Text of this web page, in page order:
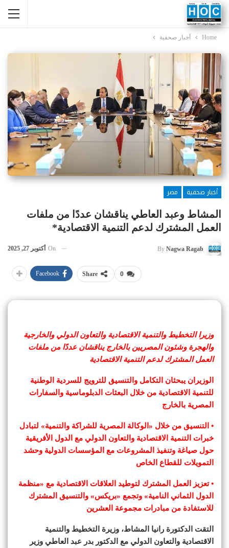
Home أخبار صحفية
أخبار صحفية
مصر
المشاط وعبد العاطي يناقشان عددًا من ملفات
العمل المشترك لدعم التنمية الاقتصادية*
By Nagwa Ragab
On أكتوبر 27, 2025
0
Share
Facebook
وزيرا التخطيط والتنمية الاقتصادية والتعاون الدولي والخارجية
والهجرة وشئون المصريين بالخارج يناقشان عددًا من ملفات
العمل المشترك لدعم التنمية الاقتصادية
الوزيران يبحثان التكامل والتنسيق للترويج للسردية الوطنية
للتنمية الاقتصادية من خلال البعثات الدبلوماسية والسفارات
المصرية بالخارج
• التنسيق من خلال «الوكالة المصرية للشراكة والتنمية» لتبادل
خبرات التنمية الاقتصادية والتعاون الدولي مع الدول الأفريقية
حول صياغة وتنفيذ المشروعات مع المؤسسات الدولية وحشد
التمويلات للقطاع الخاص
• تعزيز العمل المشترك لتوطيد العلاقات الاقتصادية مع «منظمة
الدول الثماني النامية» وتجمع «بريكس» والتنسيق المشترك
للاستفادة من مبادرات مجموعة العشرين
التقت الدكتورة رانيا المشاط، وزيرة التخطيط والتنمية
الاقتصادية والتعاون الدولي مع الدكتور بدر عبد العاطي وزير